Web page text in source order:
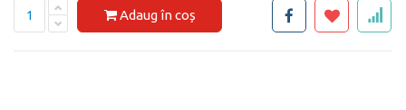
Adaug în coș